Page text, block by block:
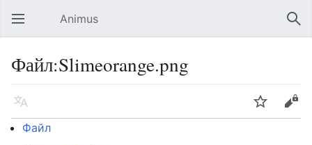
Открыть главное меню Animus
Файл:Slimeorange.png
Язык Следить
Файл